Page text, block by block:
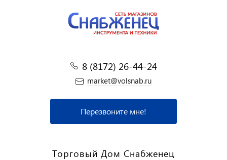
8 (8172) 26-44-24
market@volsnab.ru
Перезвоните мне!
Торговый Дом Снабженец